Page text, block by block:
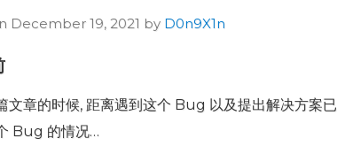
December 19, 2021 by D0n9X1n
文章的时候, 距离遇到这个 Bug 以及提出解决方案
Bug 的情况…